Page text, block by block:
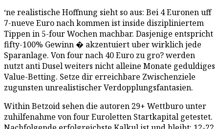
‘ne realistische Hoffnung sieht so aus: Bei 4 Euronen uff
7-nueve Euro nach kommen ist inside diszipliniertem
Tippen in 5-four Wochen machbar. Dasjenige entspricht
fifty-100% Gewinn � akzentuiert uber wirklich jede
Sparanlage. Von four nach 40 Euro zu gro? werden
nutzt anti Dusel weiters nicht alleine Monate geduldiges
Value-Betting. Setze dir erreichbare Zwischenziele
zugunsten unrealistischer Verdopplungsfantasien.
Within Betzoid sehen die autoren 29+ Wettburo unter
zuhilfenahme von four Euroletten Startkapital getestet.